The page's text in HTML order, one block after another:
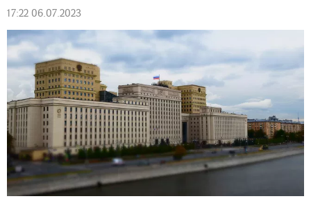
17:22 06.07.2023